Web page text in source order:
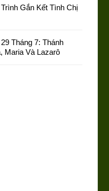
Gắn Kết Tình Chị
Tháng 7: Thánh
Maria Và Lazarô